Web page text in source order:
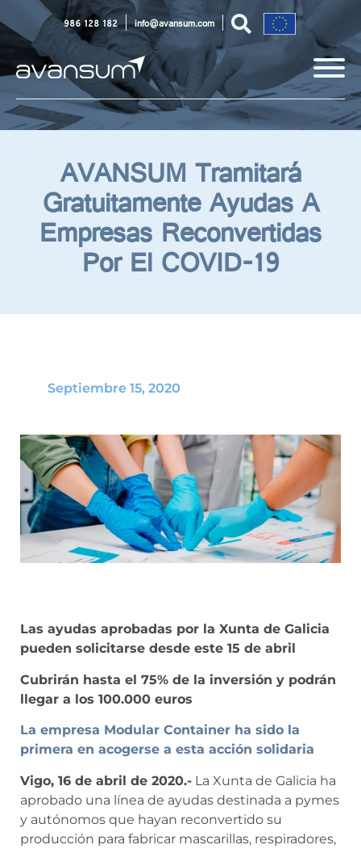
986 128 182 info@avansum.com
AVANSUM Tramitará
Gratuitamente Ayudas A
Empresas Reconvertidas
Por El COVID-19
Septiembre 15, 2020
Las ayudas aprobadas por la Xunta de Galicia
pueden solicitarse desde este 15 de abril
Cubrirán hasta el 75% de la inversión y podrán
llegar a los 100.000 euros
La empresa Modular Container ha sido la
primera en acogerse a esta acción solidaria
Vigo, 16 de abril de 2020.- La Xunta de Galicia ha
aprobado una línea de ayudas destinada a pymes
y autónomos que hayan reconvertido su
producción para fabricar mascarillas, respiradores,